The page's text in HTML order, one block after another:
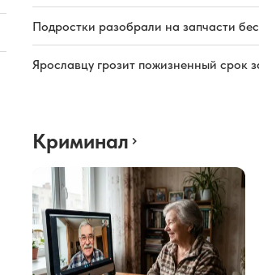
Подростки разобрали на запчасти
Ярославцу грозит пожизненный срок
Криминал